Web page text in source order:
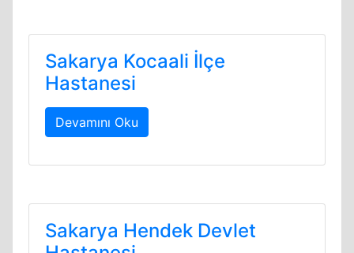
Sakarya Kocaali İlçe
Hastanesi
Devamını Oku
Sakarya Hendek Devlet